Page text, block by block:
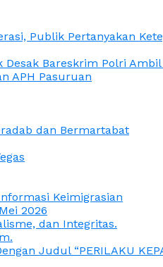
Publik Pertanyakan
Bareskrim Polri Ambil
APH Pasuruan
dan Bermartabat
Keimigrasian
2026
dan Integritas.
Judul “PERILAKU